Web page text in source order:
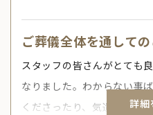
ご葬儀全体を通して
スタッフの皆さんがとても
なりました。わからない事
くださったり、気遣いにも感
詳細